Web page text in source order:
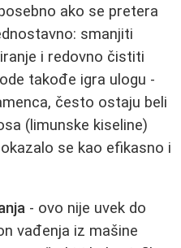
ako se pretera
smanjiti
i redovno čistiti
takođe igra ulogu -
često ostaju beli
(limunske kiseline)
se kao efikasno i
- ovo nije uvek do
vađenja iz mašine